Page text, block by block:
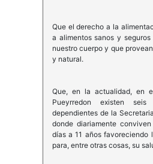
Que el derecho a la
a alimentos sanos y
nuestro cuerpo y que
y natural.
Que, en la actualidad, en
Pueyrredon existen
dependientes de la
donde diariamente
días a 11 años favoreciendo
para, entre otras cosas, su